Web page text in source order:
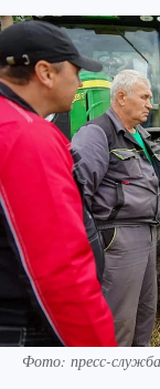
Фото: пресс-